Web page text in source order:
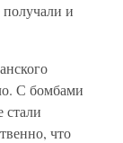
и
С бомбами
стали
что